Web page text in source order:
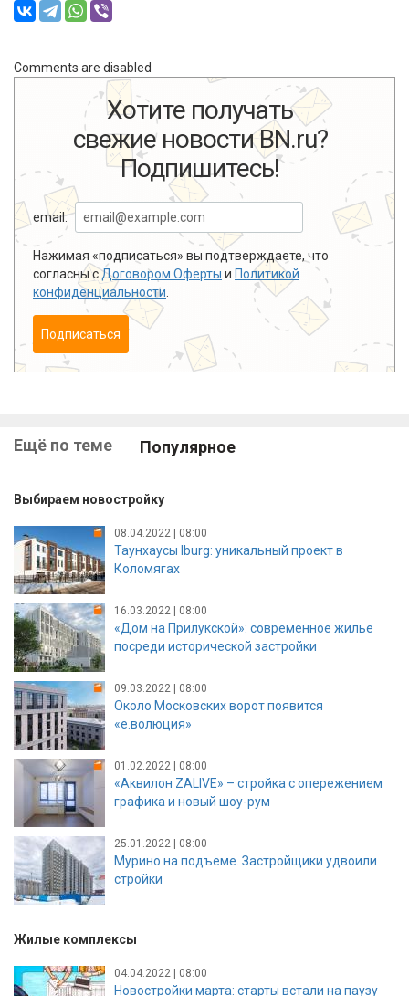
Comments are disabled
Хотите получать
свежие новости BN.ru?
Подпишитесь!
email:
Нажимая «подписаться» вы подтверждаете, что
согласны сДоговором Оферты и Политикой
конфиденциальности.
Подписаться
Ещё по теме Популярное
Выбираем новостройку
08.04.2022 | 08:00
Таунхаусы Iburg: уникальный проект в
Коломягах
16.03.2022 | 08:00
«Дом на Прилукской»: современное жилье
посреди исторической застройки
09.03.2022 | 08:00
Около Московских ворот появится
«e.волюция»
01.02.2022 | 08:00
«Аквилон ZALIVE» – стройка с опережением
графика и новый шоу-рум
25.01.2022 | 08:00
Мурино на подъеме. Застройщики удвоили
стройки
Жилые комплексы
04.04.2022 | 08:00
Новостройки марта: старты встали на паузу